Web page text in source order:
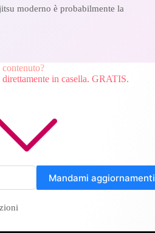
moderno è probabilmente la
in casella. GRATIS.
Mandami aggiornamenti